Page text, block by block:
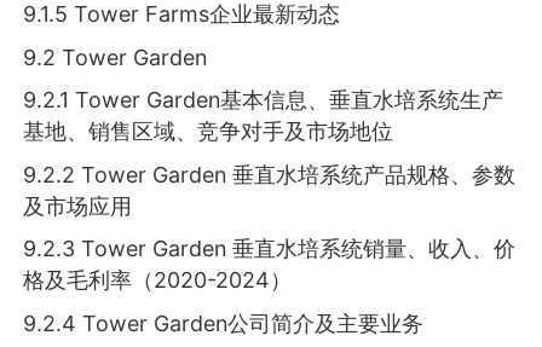
9.1.5 Tower Farms企业最新动态
9.2 Tower Garden
9.2.1 Tower Garden基本信息、垂直水培系统生产
基地、销售区域、竞争对手及市场地位
9.2.2 Tower Garden 垂直水培系统产品规格、参数
及市场应用
9.2.3 Tower Garden 垂直水培系统销量、收入、价
格及毛利率（2020-2024）
9.2.4 Tower Garden公司简介及主要业务